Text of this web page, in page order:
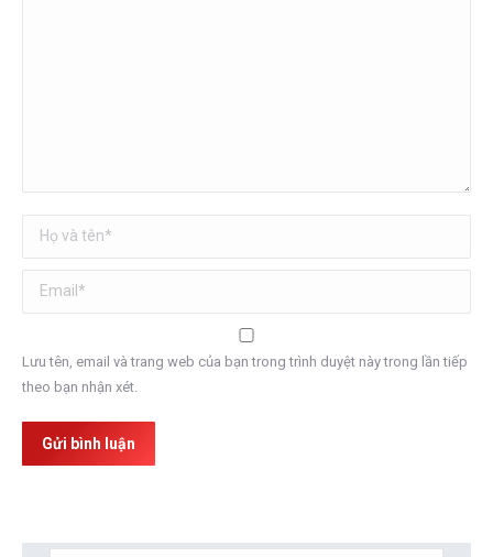
Họ và tên *
Email *
Lưu tên, email và trang web của bạn trong trình duyệt này trong lần tiếp
theo bạn nhận xét.
Gửi bình luận